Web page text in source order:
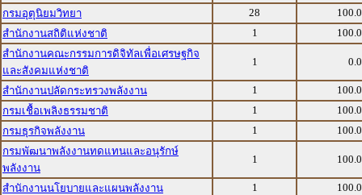
กรมอุตุนิยมวิทยา 28
สำนักงานสถิติแห่งชาติ
1
สำนักงานคณะกรรมการดิจิทัลเพื่อเศรษฐกิจ
และสังคมแห่งชาติ
1
สำนักงานปลัดกระทรวงพลังงาน 1
กรมเชื้อเพลิงธรรมชาติ
1
กรมธุรกิจพลังงาน
1
กรมพัฒนาพลังงานทดแทนและอนุรักษ์
พลังงาน
1
สำนักงานนโยบายและแผนพลังงาน 1